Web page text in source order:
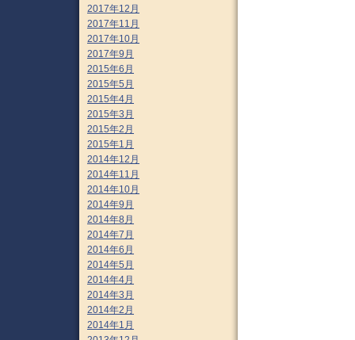
2017年12月
2017年11月
2017年10月
2017年9月
2015年6月
2015年5月
2015年4月
2015年3月
2015年2月
2015年1月
2014年12月
2014年11月
2014年10月
2014年9月
2014年8月
2014年7月
2014年6月
2014年5月
2014年4月
2014年3月
2014年2月
2014年1月